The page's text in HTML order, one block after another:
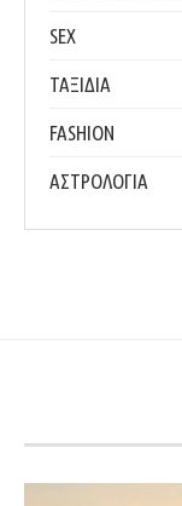
SEX
ΤΑΞΙΔΙΑ
FASHION
ΑΣΤΡΟΛΟΓΙΑ